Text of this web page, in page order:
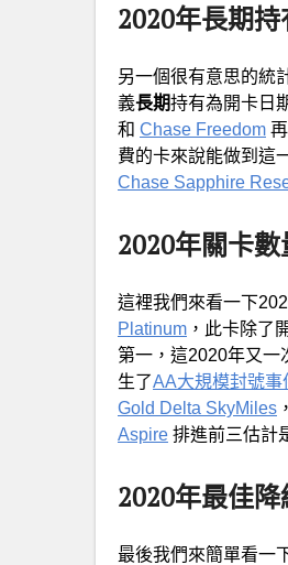
2020年長期
另一個很有意思的統
義長期持有為開卡日
和 Chase Freedom
費的卡來說能做到這
Chase Sapphire
2020年關卡
這裡我們來看一下
Platinum ，此卡除了
第一，這2020年又一
生了AA大規模封號事
Gold Delta SkyMiles
Aspire 排進前三估計
2020年最佳
最後我們來簡單看一